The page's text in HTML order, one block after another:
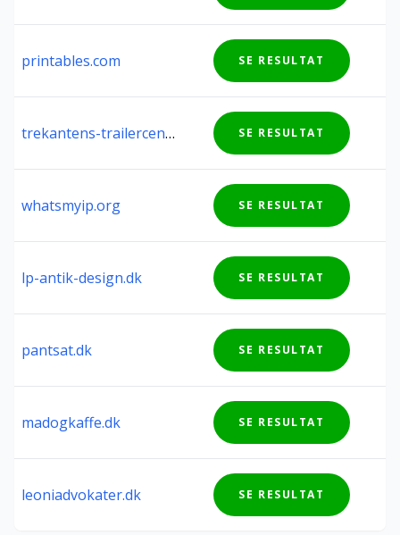
✕
Anmeld
hjemmeside
Har du fundet en side du mener er usikker?
Tøv ikke med at melde det til os, ved at udfylde
Hjemmesiden du ønsker at anmelde
Årsag til anmeldelse
Send
printables.com SE RESULTAT
trekantens-trailercenter.dk SE RESULTAT
whatsmyip.org SE RESULTAT
lp-antik-design.dk SE RESULTAT
pantsat.dk SE RESULTAT
madogkaffe.dk SE RESULTAT
leoniadvokater.dk SE RESULTAT